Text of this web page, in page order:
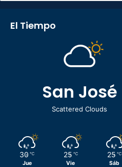
El Tiempo
San José
Scattered Clouds
30 ℃
Jue
25 ℃
Vie
25 ℃
Sáb